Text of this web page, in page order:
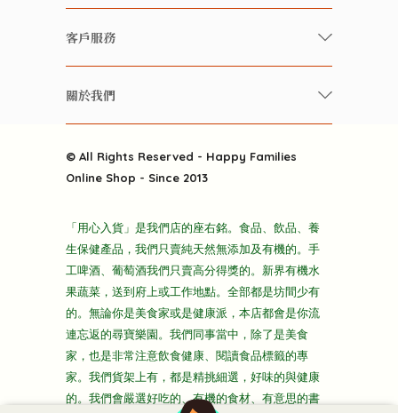
有機 / 無添加飲品
養生保健好東西
酒類
雜貨部
折上折大特價
主頁
快樂家庭 飲食雜誌
雲南搜食記
粒粒皆辛苦
快樂電視台
客戶服務
常見問題
關於我們
送貨
隱私政策
© All Rights Reserved - Happy Families
Online Shop - Since 2013
「用心入貨」是我們店的座右銘。食品、飲品、養
生保健產品，我們只賣純天然無添加及有機的。手
工啤酒、葡萄酒我們只賣高分得獎的。新界有機水
果蔬菜，送到府上或工作地點。全部都是坊間少有
的。無論你是美食家或是健康派，本店都會是你流
連忘返的尋寶樂園。我們同事當中，除了是美食
家，也是非常注意飲食健康、閱讀食品標籤的專
家。我們貨架上有，都是精挑細選，好味的與健康
的。我們會嚴選好吃的、有機的食材、有意思的書